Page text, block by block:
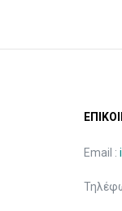
Email :